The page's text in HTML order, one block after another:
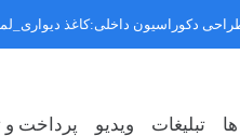
تبلیغات ویدیو پرداخت و
دکوراسیون داخلی:کاغذ